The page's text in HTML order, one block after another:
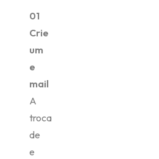
01
Crie
um
e
mail
A
troca
de
e